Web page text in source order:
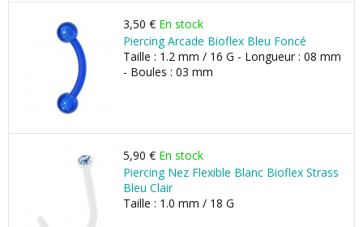
3,50 € En stock
Piercing Arcade Bioflex Bleu Foncé
Taille : 1.2 mm / 16 G - Longueur : 08 mm
- Boules : 03 mm
5,90 € En stock
Piercing Nez Flexible Blanc Bioflex Strass
Bleu Clair
Taille : 1.0 mm / 18 G